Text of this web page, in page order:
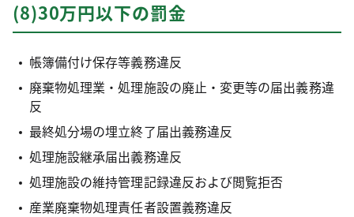
(8)30万円以下の罰金
帳簿備付け保存等義務違反
廃棄物処理業・処理施設の廃止・変更等の届出義務違
反
最終処分場の埋立終了届出義務違反
処理施設継承届出義務違反
処理施設の維持管理記録違反および閲覧拒否
産業廃棄物処理責任者設置義務違反